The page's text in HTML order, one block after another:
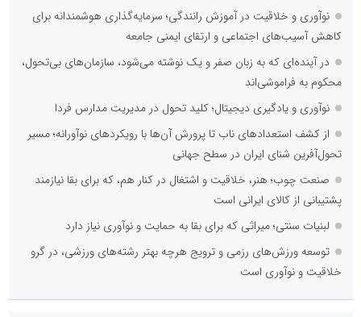
نوآوری و خلاقیت در آموزش رانندگی؛ سرمایه‌گذاری هوشمندانه برای
کاهش آسیب‌های اجتماعی و ارتقای ایمنی جامعه
در آینده‌ای که به زبان صفر و یک نوشته می‌شود، سازمان‌های بی‌تحول،
محکوم به فراموشی‌اند
نوآوری و یادگیری دیجیتال؛ کلید تحول در مدیریت مدارس فردا
از کشف استعدادهای ناب تا پرورش آن‌ها با رویکردهای نوآورانه؛ مسیر
تحول‌آفرین شنای ایران در سطح جهانی
صنعت چوب؛ هنر، خلاقیت و اشتغال در کنار هم، که برای بقا نیازمند
پشتیبانی از کالای ایرانی است
لبنیات سنتی؛ میراثی که برای بقا به حمایت و نوآوری نیاز دارد
توسعه ورزش‌های رزمی و ترویج هرچه بهتر رشته‌های ورزشی، در گرو
خلاقیت و نوآوری است